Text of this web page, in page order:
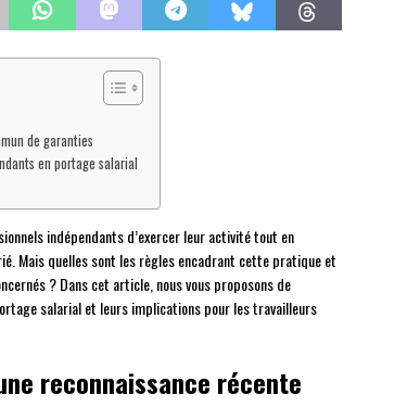
de garanties
en portage salarial
indépendants d’exercer leur activité tout en
Mais quelles sont les règles encadrant cette pratique et
? Dans cet article, nous vous proposons de
salarial et leurs implications pour les travailleurs
reconnaissance récente